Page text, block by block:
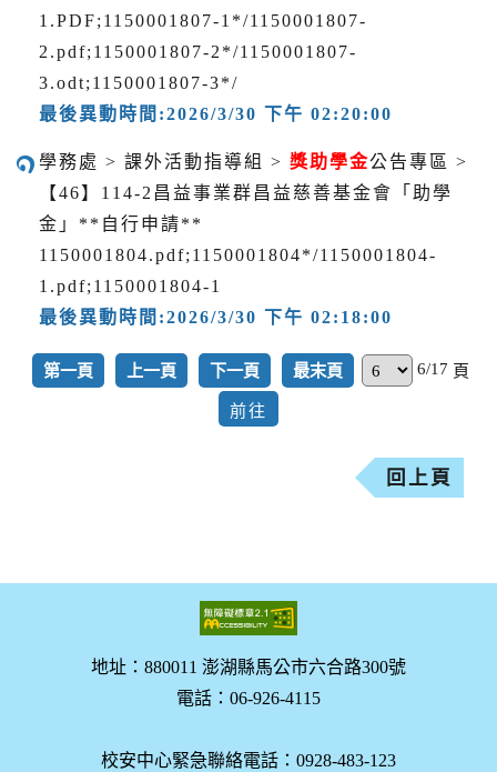
1.PDF;1150001807-1*/1150001807-
2.pdf;1150001807-2*/1150001807-
3.odt;1150001807-3*/
最後異動時間:2026/3/30 下午 02:20:00
學務處 > 課外活動指導組 > 獎助學金公告專區 >
【46】114-2昌益事業群昌益慈善基金會「助學
金」**自行申請**
1150001804.pdf;1150001804*/1150001804-
1.pdf;1150001804-1
最後異動時間:2026/3/30 下午 02:18:00
第一頁 上一頁 下一頁 最末頁 6/17 頁
回上頁
地址：880011 澎湖縣馬公市六合路300號
電話：06-926-4115
校安中心緊急聯絡電話：0928-483-123